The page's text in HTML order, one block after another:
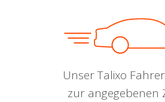
Unser Talixo
zur angegebenen